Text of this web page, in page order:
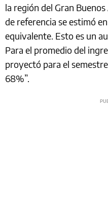
la región del Gran
de referencia se estimó
equivalente. Esto es un
Para el promedio del
proyectó para el
68%”.